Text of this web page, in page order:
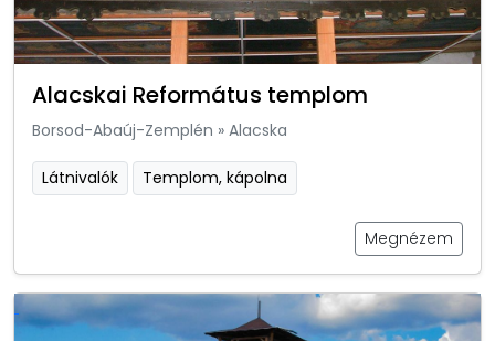
Alacskai Református templom
Borsod-Abaúj-Zemplén » Alacska
Látnivalók Templom, kápolna
Megnézem